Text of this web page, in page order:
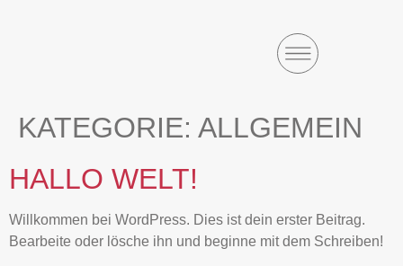
KATEGORIE: ALLGEMEIN
HALLO WELT!
Willkommen bei WordPress. Dies ist dein erster Beitrag.
Bearbeite oder lösche ihn und beginne mit dem Schreiben!